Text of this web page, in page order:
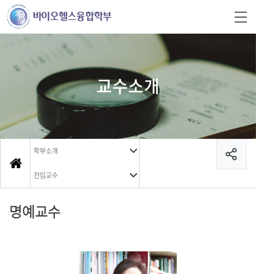
교수소개
학부소개
전임교수
명예교수